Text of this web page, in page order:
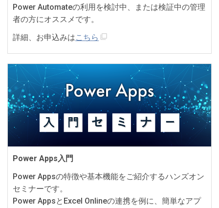
Power Automateの利用を検討中、または検証中の管理
者の方にオススメです。
詳細、お申込みはこちら
Power Apps入門
Power Appsの特徴や基本機能をご紹介するハンズオン
セミナーです。
Power AppsとExcel Onlineの連携を例に、簡単なアプ